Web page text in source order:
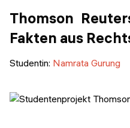
Thomson
Fakten aus
Studentin: Namrata Gurung